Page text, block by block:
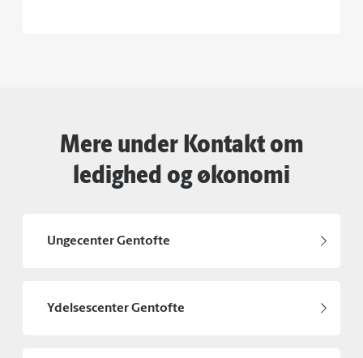
Mere under Kontakt om
ledighed og økonomi
Ungecenter Gentofte
Ydelsescenter Gentofte